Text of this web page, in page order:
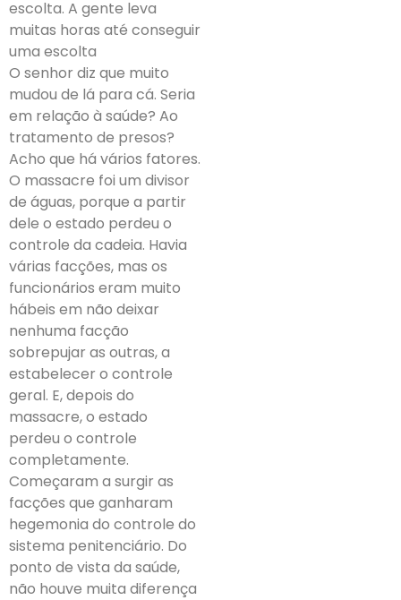
escolta. A gente leva
muitas horas até conseguir
uma escolta
O senhor diz que muito
mudou de lá para cá. Seria
em relação à saúde? Ao
tratamento de presos?
Acho que há vários fatores.
O massacre foi um divisor
de águas, porque a partir
dele o estado perdeu o
controle da cadeia. Havia
várias facções, mas os
funcionários eram muito
hábeis em não deixar
nenhuma facção
sobrepujar as outras, a
estabelecer o controle
geral. E, depois do
massacre, o estado
perdeu o controle
completamente.
Começaram a surgir as
facções que ganharam
hegemonia do controle do
sistema penitenciário. Do
ponto de vista da saúde,
não houve muita diferença